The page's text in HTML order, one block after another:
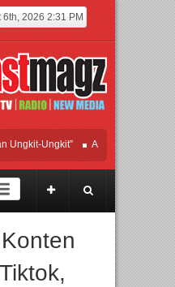
6th, 2026 2:31 PM
Ungkit” APMF 2026 Dorong
Lokal, BIRKENSTOCK INDONESIA
– feat. Marcello Tahitoe dan